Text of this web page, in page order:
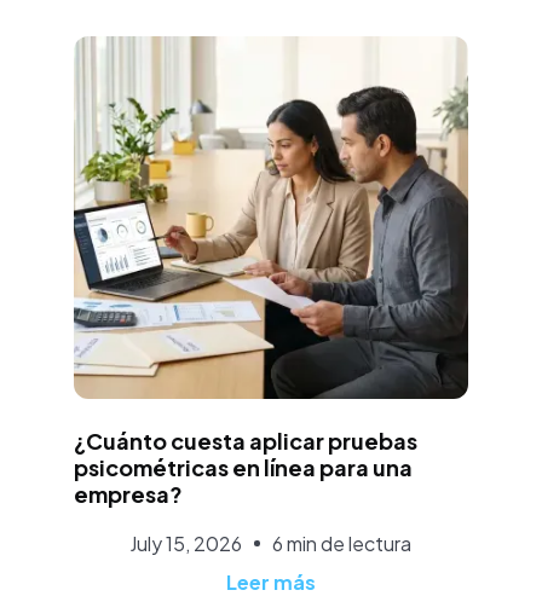
Aurora Martínez
¿Cuánto cuesta aplicar pruebas
psicométricas en línea para una
empresa?
July 15, 2026
6 min de lectura
Leer más